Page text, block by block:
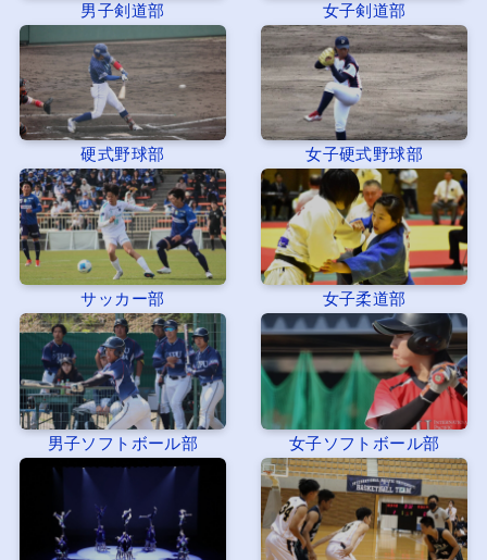
男子剣道部 女子剣道部
硬式野球部 女子硬式野球部
サッカー部 女子柔道部
男子ソフトボール部 女子ソフトボール部